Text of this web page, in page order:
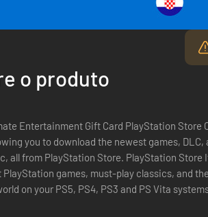
o produto
Entertainment Gift Card PlayStation Store
you to download the newest games,
Store. PlayStation Store It’s all here. PlayStation Store has all of
PlayStation games, must-play classics, and
your PS5, PS4, PS3 and PS Vita systems. PlayStation Plus The ultimate
Get free ...